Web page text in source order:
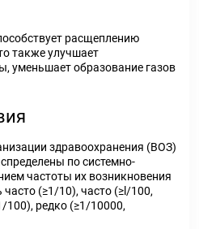
расщеплению
также улучшает
уменьшает образование газов
здравоохранения (ВОЗ)
по системно-
частоты их возникновения
(≥1/10), часто (≥l/100,
100), редко (≥1/10000,